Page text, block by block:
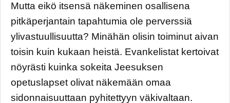
Mutta eikö itsensä näkeminen osallisena
pitkäperjantain tapahtumia ole perverssiä
ylivastuullisuutta? Minähän olisin toiminut aivan
toisin kuin kukaan heistä. Evankelistat kertoivat
nöyrästi kuinka sokeita Jeesuksen
opetuslapset olivat näkemään omaa
sidonnaisuuttaan pyhitettyyn väkivaltaan.